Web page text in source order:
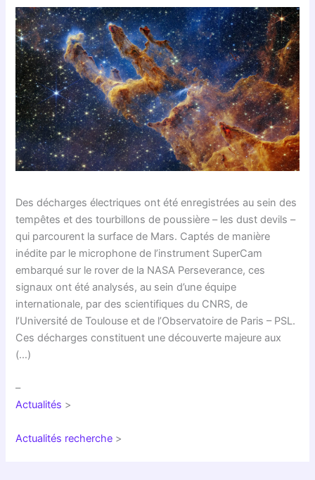
Des décharges électriques ont été enregistrées au sein des
tempêtes et des tourbillons de poussière – les dust devils –
qui parcourent la surface de Mars. Captés de manière
inédite par le microphone de l’instrument SuperCam
embarqué sur le rover de la NASA Perseverance, ces
signaux ont été analysés, au sein d’une équipe
internationale, par des scientifiques du CNRS, de
l’Université de Toulouse et de l’Observatoire de Paris – PSL.
Ces décharges constituent une découverte majeure aux
(…)
–
Actualités >
Actualités recherche >